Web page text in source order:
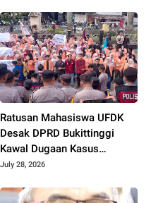
Ratusan Mahasiswa UFDK
Desak DPRD Bukittinggi
Kawal Dugaan Kasus
Kekerasan, Ancam Gelar
July 28, 2026